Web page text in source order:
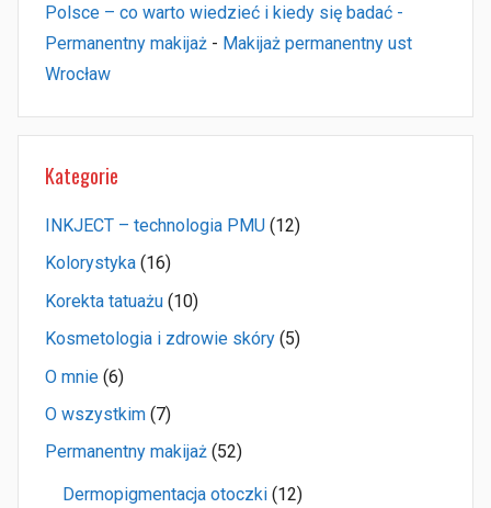
Polsce – co warto wiedzieć i kiedy się badać -
Permanentny makijaż - Makijaż permanentny ust
Wrocław
Kategorie
INKJECT – technologia PMU (12)
Kolorystyka (16)
Korekta tatuażu (10)
Kosmetologia i zdrowie skóry (5)
O mnie (6)
O wszystkim (7)
Permanentny makijaż (52)
Dermopigmentacja otoczki (12)